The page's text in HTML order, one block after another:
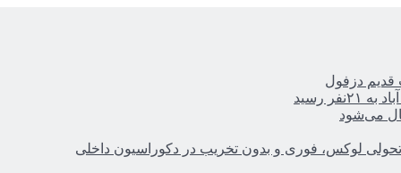
رسید
می‌شود
تحولی لوکس، فوری و بدون تخریب در دکوراسیون داخلی